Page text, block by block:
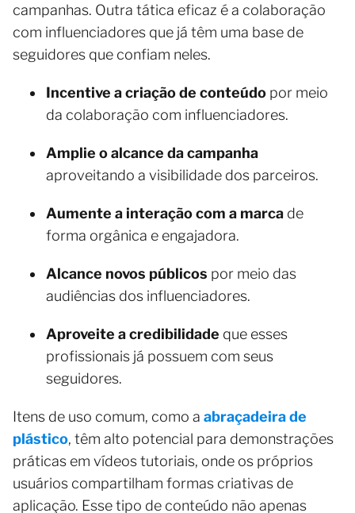
campanhas. Outra tática eficaz é a colaboração
com influenciadores que já têm uma base de
seguidores que confiam neles.
Incentive a criação de conteúdo por meio
da colaboração com influenciadores.
Amplie o alcance da campanha
aproveitando a visibilidade dos parceiros.
Aumente a interação com a marca de
forma orgânica e engajadora.
Alcance novos públicos por meio das
audiências dos influenciadores.
Aproveite a credibilidade que esses
profissionais já possuem com seus
seguidores.
Itens de uso comum, como a abraçadeira de
plástico, têm alto potencial para demonstrações
práticas em vídeos tutoriais, onde os próprios
usuários compartilham formas criativas de
aplicação. Esse tipo de conteúdo não apenas